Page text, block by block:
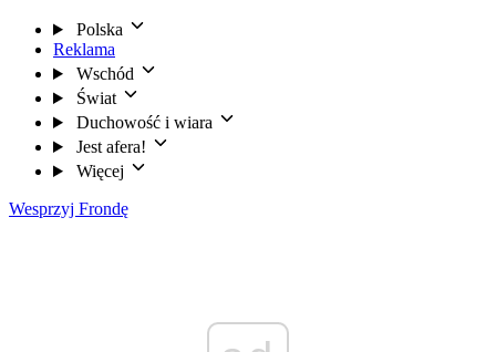
Polska
Reklama
Wschód
Świat
Duchowość i wiara
Jest afera!
Więcej
Wesprzyj Frondę